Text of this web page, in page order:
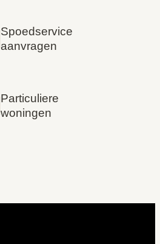
Spoedservice
aanvragen
Particuliere
woningen